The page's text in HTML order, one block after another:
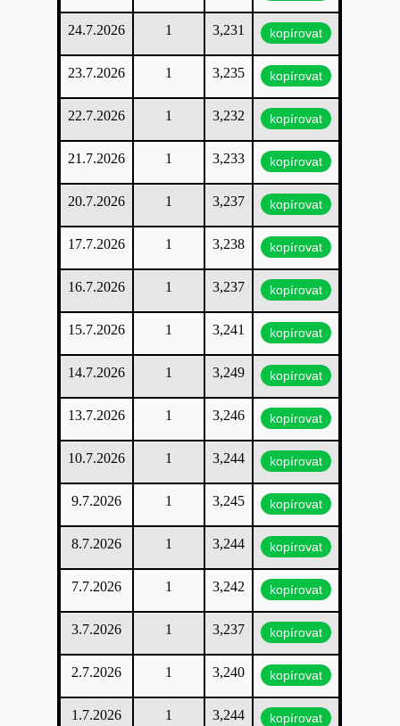
24.7.2026 1 3,231 kopírovat
23.7.2026 1 3,235 kopírovat
22.7.2026 1 3,232 kopírovat
21.7.2026 1 3,233 kopírovat
20.7.2026 1 3,237 kopírovat
17.7.2026 1 3,238 kopírovat
16.7.2026 1 3,237 kopírovat
15.7.2026 1 3,241 kopírovat
14.7.2026 1 3,249 kopírovat
13.7.2026 1 3,246 kopírovat
10.7.2026 1 3,244 kopírovat
9.7.2026 1 3,245 kopírovat
8.7.2026 1 3,244 kopírovat
7.7.2026 1 3,242 kopírovat
3.7.2026 1 3,237 kopírovat
2.7.2026 1 3,240 kopírovat
1.7.2026 1 3,244 kopírovat